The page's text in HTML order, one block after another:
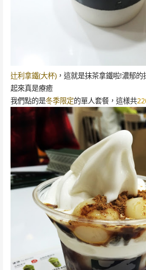
辻利拿鐵(大杯)，這就是抹茶拿鐵啦!濃郁的
起來真是療癒
我們點的是冬季限定的單人套餐，這樣共